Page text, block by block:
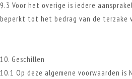
9.3 Voor het overige is iedere
beperkt tot het bedrag van de terzake
10. Geschillen
10.1 Op deze algemene voorwaarden is